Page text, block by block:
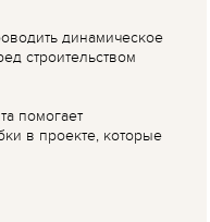
динамическое
строительством
помогает
в проекте, которые